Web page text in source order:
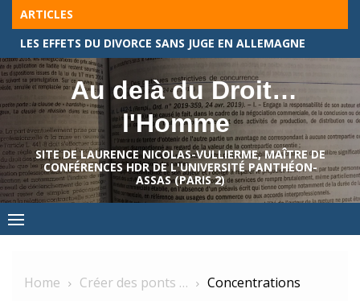
Skip
content
ARTICLES
Au delà du Droit…
l'Homme
SITE DE LAURENCE NICOLAS-VULLIERME, MAÎTRE DE
CONFÉRENCES HDR DE L'UNIVERSITÉ PANTHÉON-
ASSAS (PARIS 2)
Home Créer des ponts … Concentrations